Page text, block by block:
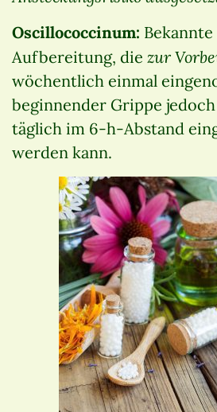
Oscillococcinum:
Aufbereitung, die zur
wöchentlich einmal
beginnender Grippe
täglich im 6-h-Abstand
werden kann.